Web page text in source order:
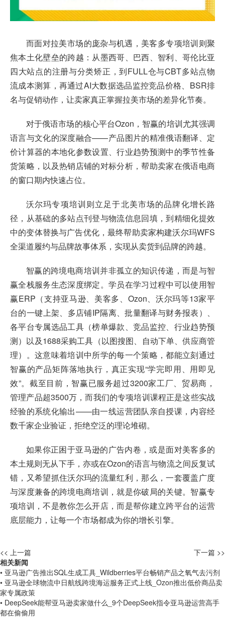
而面对拉美市场的庞杂与机遇，美客多专项培训则聚
焦本土化壁垒的跨越：从墨西哥、巴西、智利、哥伦比亚
四大站点的注册与分类矫正，到FULL仓与CBT多站点物
流成本测算，再通过AI大数据选品监控竞品价格、BSR排
名与促销动作，让卖家真正掌握拉美市场的差异化节奏。
对于俄语市场的核心平台Ozon，智赢的培训尤其强调
语言与文化的深度融合——产品图片的精准俄语翻译、定
价计算器的本地化参数设置、行业趋势预测中的季节性备
货策略，以及热销店铺的对标分析，帮助卖家在俄语电商
的窗口期内快速占位。
沃尔玛专项培训则立足于北美市场的品牌化增长路
径，从基础的多站点刊登与物流信息回填，到精细化提效
中的变体替换与广告优化，最终帮助卖家构建沃尔玛WFS
全渠道履约与品牌故事体系，实现从卖货到品牌的跨越。
智赢的跨境电商培训并非孤立的知识传递，而是与智
赢全栈服务生态深度绑定。学员在学习过程中可以使用智
赢ERP（支持亚马逊、美客多、Ozon、沃尔玛等13家平
台的一键上架、多店铺IP隔离、批量翻译与财务报表）、
各平台专属选品工具（榜单爆款、竞品监控、行业趋势预
测）以及1688采购工具（以图搜图、自动下单、供应商管
理）。这意味着培训中所学的每一个策略，都能立刻通过
智赢的产品矩阵落地执行，真正实现“学完即用、用即见
效”。截至目前，智赢已服务超过3200家工厂、贸易商，
管理产品超3500万，而我们的专项培训课程正是这些实战
经验的系统化输出——由一线运营团队亲自授课，内容经
数千家企业验证，拒绝空泛的理论堆砌。
如果你正困于亚马逊的广告内卷，或是面对美客多的
本土规则无从下手，亦或在Ozon的语言与物流之间反复试
错，又希望抓住沃尔玛的流量红利，那么，一套覆盖广度
与深度兼备的跨境电商培训，就是你破局的关键。智赢专
项培训，不是教你怎么开店，而是帮你建立跨平台的运营
底层能力，让每一个市场都成为你的增长引擎。
<< 上一篇
下一篇 >>
相关新闻
• 亚马逊广告推出SQL生成工具_Wildberries平台畅销产品之氧气去污剂
• 亚马逊全球物流中日航线跨境海运服务正式上线_Ozon推出低价商品卖
家专属政策
• DeepSeek能帮亚马逊卖家做什么_9个DeepSeek指令亚马逊运营高手
都在偷偷用